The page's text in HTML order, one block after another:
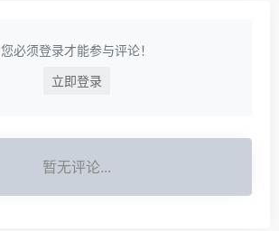
您必须登录才能参与评论！
立即登录
暂无评论...